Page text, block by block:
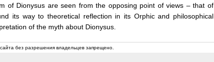
of Dionysus are seen from the opposing point of views – that of
its way to theoretical reflection in its Orphic and philosophical
of the myth about Dionysus.
без разрешения владельцев запрещено.